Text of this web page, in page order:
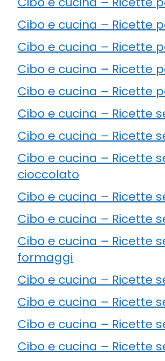
Cibo e cucina – Ricette
Cibo e cucina – Ricette
Cibo e cucina – Ricette
Cibo e cucina – Ricette
Cibo e cucina – Ricette
Cibo e cucina – Ricette
Cibo e cucina – Ricette
cioccolato
Cibo e cucina – Ricette
Cibo e cucina – Ricette
Cibo e cucina – Ricette
formaggi
Cibo e cucina – Ricette
Cibo e cucina – Ricette
Cibo e cucina – Ricette
Cibo e cucina – Ricette